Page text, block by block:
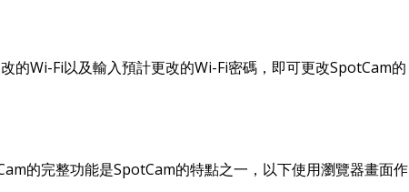
的Wi-Fi以及輸入預計更改的Wi-Fi密碼，即可更改SpotCam的
的完整功能是SpotCam的特點之一，以下使用瀏覽器畫面作